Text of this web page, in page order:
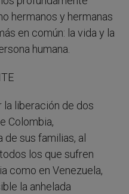
hermanos y hermanas
en común: la vida y la
humana.
la liberación de dos
Colombia,
sus familias, al
los que sufren
como en Venezuela,
la anhelada